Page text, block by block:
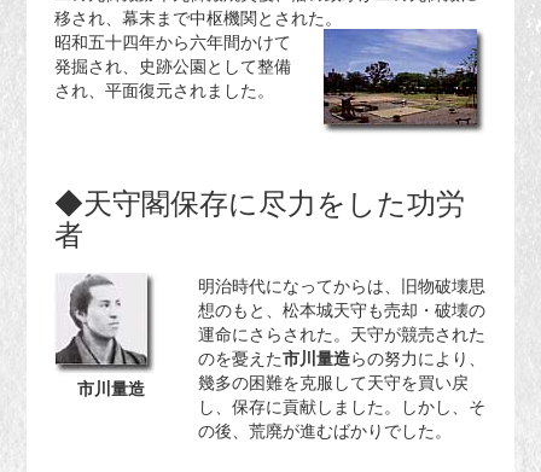
移され、幕末まで中枢機関とされた。
昭和五十四年から六年間かけて
発掘され、史跡公園として整備
され、平面復元されました。
◆天守閣保存に尽力をした功労
者
市川量造
明治時代になってからは、旧物破壊思
想のもと、松本城天守も売却・破壊の
運命にさらされた。天守が競売された
のを憂えた市川量造らの努力により、
幾多の困難を克服して天守を買い戻
し、保存に貢献しました。しかし、そ
の後、荒廃が進むばかりでした。